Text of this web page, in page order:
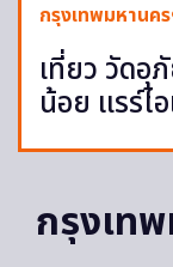
กรุงเทพมหานค
เที่ยว วัดอุ
น้อย แรร์ไ
กรุงเท